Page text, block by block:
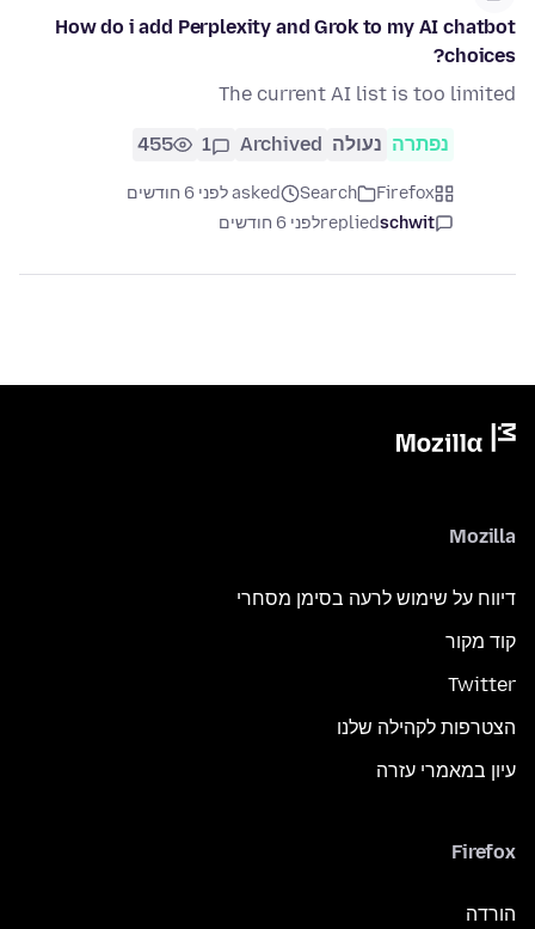
How do i add Perplexity and Grok to my AI chatbot
choices?
The current AI list is too limited
נפתרה נעולה Archived
1
455
Firefox
Search
asked לפני 6 חודשים
schwit
repliedלפני 6 חודשים
Mozilla
דיווח על שימוש לרעה בסימן מסחרי
קוד מקור
Twitter
הצטרפות לקהילה שלנו
עיון במאמרי עזרה
Firefox
הורדה